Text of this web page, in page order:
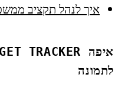
איך לנהל תקציב
לתמונה